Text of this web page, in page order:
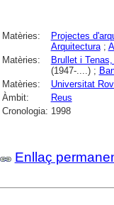
Matèries: Projectes
Arquitectura;
Matèries:
Brullet i Tenas,
(1947-....) ;
Matèries:
Universitat
Àmbit:
Reus
Cronologia: 1998
Enllaç